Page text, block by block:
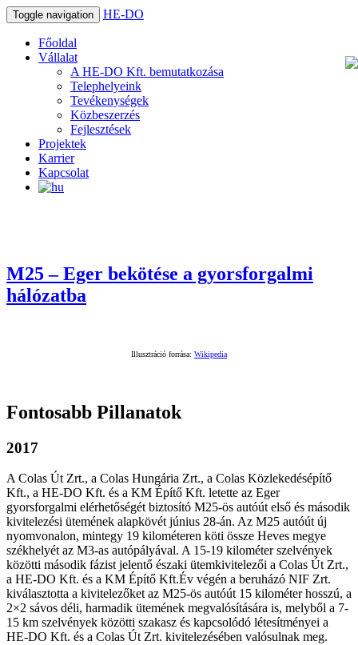
Toggle navigation HE-DO
Főoldal
Vállalat
A HE-DO Kft. bemutatkozása
Telephelyeink
Tevékenységek
Közbeszerzés
Fejlesztések
Projektek
Karrier
Kapcsolat
M25 – Eger bekötése a gyorsforgalmi
hálózatba
Illusztráció forrása: Wikipedia
Fontosabb Pillanatok
2017
A Colas Út Zrt., a Colas Hungária Zrt., a Colas Közlekedésépítő
Kft., a HE-DO Kft. és a KM Építő Kft. letette az Eger
gyorsforgalmi elérhetőségét biztosító M25-ös autóút első és második
kivitelezési ütemének alapkövét június 28-án. Az M25 autóút új
nyomvonalon, mintegy 19 kilométeren köti össze Heves megye
székhelyét az M3-as autópályával. A 15-19 kilométer szelvények
közötti második fázist jelentő északi ütemkivitelezői a Colas Út Zrt.,
a HE-DO Kft. és a KM Építő Kft.Év végén a beruházó NIF Zrt.
kiválasztotta a kivitelezőket az M25-ös autóút 15 kilométer hosszú, a
2×2 sávos déli, harmadik ütemének megvalósítására is, melyből a 7-
15 km szelvények közötti szakasz és kapcsolódó létesítményei a
HE-DO Kft. és a Colas Út Zrt. kivitelezésében valósulnak meg.